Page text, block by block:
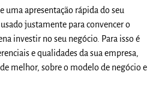
uma apresentação rápida do seu
justamente para convencer o
investir no seu negócio. Para isso é
e qualidades da sua empresa,
melhor, sobre o modelo de negócio e